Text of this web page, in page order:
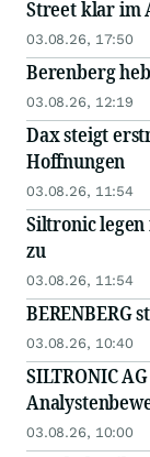
Street klar im
03.08.26, 17:50
Berenberg
03.08.26, 12:19
Dax steigt
Hoffnungen
03.08.26, 11:54
Siltronic
zu
03.08.26, 11:54
BERENBERG
03.08.26, 10:40
SILTRONIC
03.08.26, 10:00